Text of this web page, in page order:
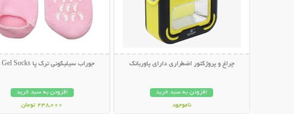
چراغ و پروژکتور اضطراری دارای پاوربانک
افزودن به سبد خرید
ناموجود
جوراب سیلیکونی ترک پا Spa Gel Socks
افزودن به سبد خرید
238,000 تومان